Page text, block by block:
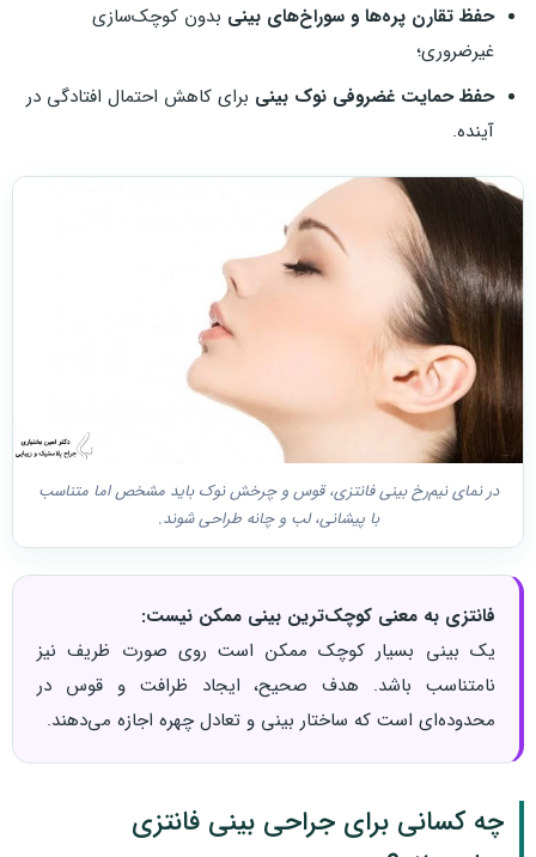
حفظ تقارن پره‌ها و سوراخ‌های بینی بدون کوچک‌سازی
غیرضروری؛
حفظ حمایت غضروفی نوک بینی برای کاهش احتمال افتادگی در
آینده.
در نمای نیم‌رخ بینی فانتزی، قوس و چرخش نوک باید مشخص اما متناسب
با پیشانی، لب و چانه طراحی شوند.
فانتزی به معنی کوچک‌ترین بینی ممکن نیست:
یک بینی بسیار کوچک ممکن است روی صورت ظریف نیز
نامتناسب باشد. هدف صحیح، ایجاد ظرافت و قوس در
محدوده‌ای است که ساختار بینی و تعادل چهره اجازه می‌دهند.
چه کسانی برای جراحی بینی فانتزی